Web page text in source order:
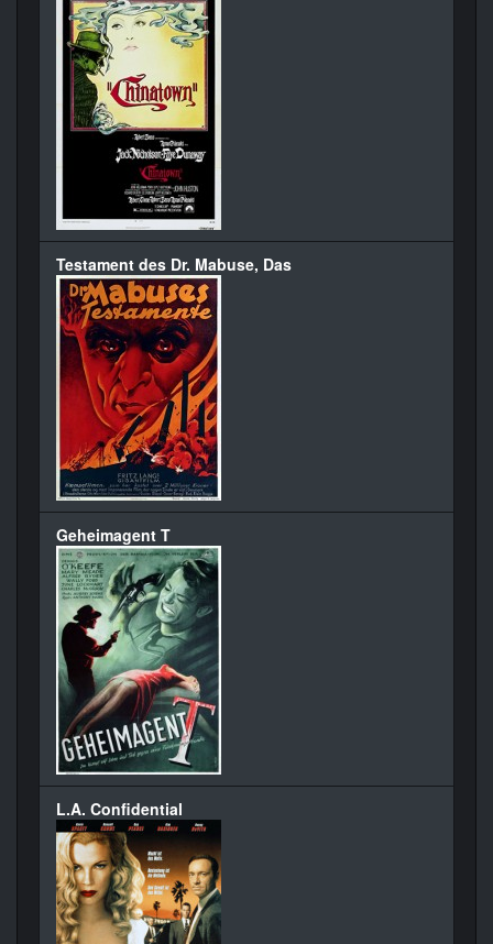
Testament des Dr. Mabuse, Das
Geheimagent T
L.A. Confidential